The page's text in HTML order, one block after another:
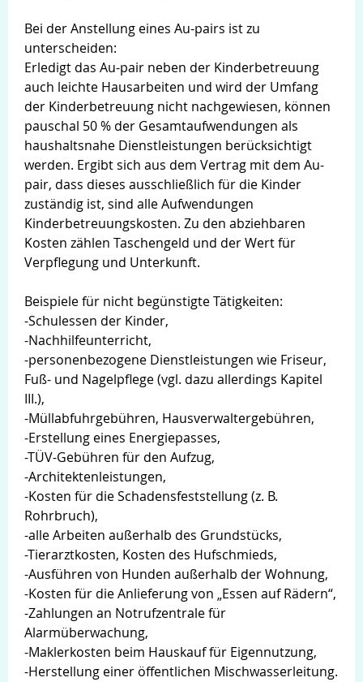
Bei der Anstellung eines Au-pairs ist zu
unterscheiden:
Erledigt das Au-pair neben der Kinderbetreuung
auch leichte Hausarbeiten und wird der Umfang
der Kinderbetreuung nicht nachgewiesen, können
pauschal 50 % der Gesamtaufwendungen als
haushaltsnahe Dienstleistungen berücksichtigt
werden. Ergibt sich aus dem Vertrag mit dem Au-
pair, dass dieses ausschließlich für die Kinder
zuständig ist, sind alle Aufwendungen
Kinderbetreuungskosten. Zu den abziehbaren
Kosten zählen Taschengeld und der Wert für
Verpflegung und Unterkunft.
Beispiele für nicht begünstigte Tätigkeiten:
-Schulessen der Kinder,
-Nachhilfeunterricht,
-personenbezogene Dienstleistungen wie Friseur,
Fuß- und Nagelpflege (vgl. dazu allerdings Kapitel
III.),
-Müllabfuhrgebühren, Hausverwaltergebühren,
-Erstellung eines Energiepasses,
-TÜV-Gebühren für den Aufzug,
-Architektenleistungen,
-Kosten für die Schadensfeststellung (z. B.
Rohrbruch),
-alle Arbeiten außerhalb des Grundstücks,
-Tierarztkosten, Kosten des Hufschmieds,
-Ausführen von Hunden außerhalb der Wohnung,
-Kosten für die Anlieferung von „Essen auf Rädern“,
-Zahlungen an Notrufzentrale für
Alarmüberwachung,
-Maklerkosten beim Hauskauf für Eigennutzung,
-Herstellung einer öffentlichen Mischwasserleitung.